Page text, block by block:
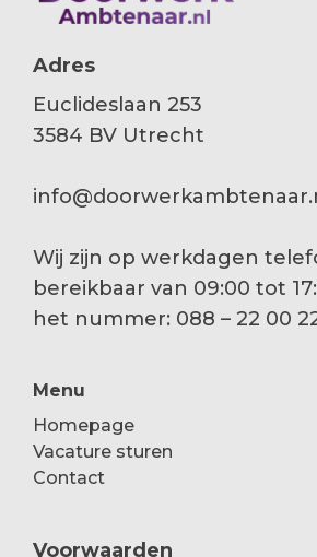
Adres
Euclideslaan 253
3584 BV Utrecht
Wij zijn op werkdagen
bereikbaar van 09:00 tot
het nummer: 088 – 22 00
Menu
Homepage
Vacature sturen
Contact
Voorwaarden